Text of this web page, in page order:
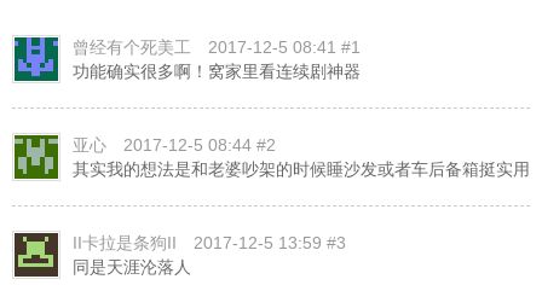
曾经有个死美工
2017-12-5 08:41 #1
功能确实很多啊！窝家里看连续剧神器
亚心
2017-12-5 08:44 #2
其实我的想法是和老婆吵架的时候睡沙发或者车后备箱挺实用
II卡拉是条狗II
2017-12-5 13:59 #3
同是天涯沦落人